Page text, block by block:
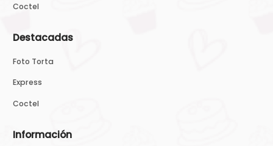
Coctel
Destacadas
Foto Torta
Express
Coctel
Información